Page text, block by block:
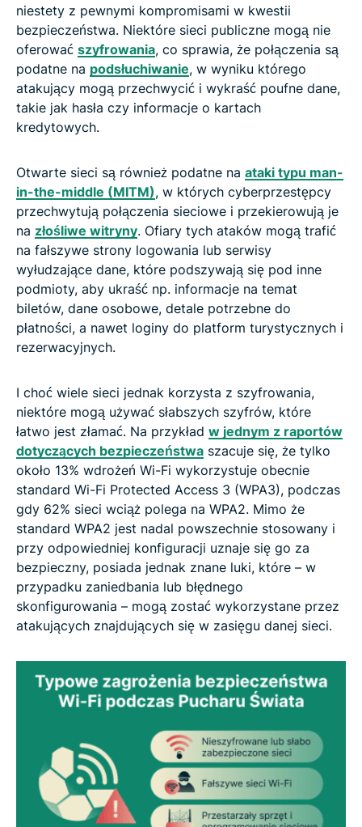
niestety z pewnymi kompromisami w kwestii
bezpieczeństwa. Niektóre sieci publiczne mogą nie
oferować szyfrowania, co sprawia, że połączenia są
podatne na podsłuchiwanie, w wyniku którego
atakujący mogą przechwycić i wykraść poufne dane,
takie jak hasła czy informacje o kartach
kredytowych.
Otwarte sieci są również podatne na ataki typu man-
in-the-middle (MITM), w których cyberprzestępcy
przechwytują połączenia sieciowe i przekierowują je
na złośliwe witryny. Ofiary tych ataków mogą trafić
na fałszywe strony logowania lub serwisy
wyłudzające dane, które podszywają się pod inne
podmioty, aby ukraść np. informacje na temat
biletów, dane osobowe, detale potrzebne do
płatności, a nawet loginy do platform turystycznych i
rezerwacyjnych.
I choć wiele sieci jednak korzysta z szyfrowania,
niektóre mogą używać słabszych szyfrów, które
łatwo jest złamać. Na przykład w jednym z raportów
dotyczących bezpieczeństwa szacuje się, że tylko
około 13% wdrożeń Wi-Fi wykorzystuje obecnie
standard Wi-Fi Protected Access 3 (WPA3), podczas
gdy 62% sieci wciąż polega na WPA2. Mimo że
standard WPA2 jest nadal powszechnie stosowany i
przy odpowiedniej konfiguracji uznaje się go za
bezpieczny, posiada jednak znane luki, które – w
przypadku zaniedbania lub błędnego
skonfigurowania – mogą zostać wykorzystane przez
atakujących znajdujących się w zasięgu danej sieci.